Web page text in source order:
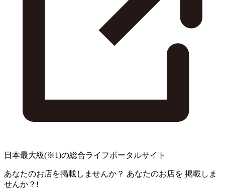
日本最大級(※1)の総合ライフポータルサイト
あなたのお店を掲載しませんか？ あなたのお店を 掲載しま
せんか？!